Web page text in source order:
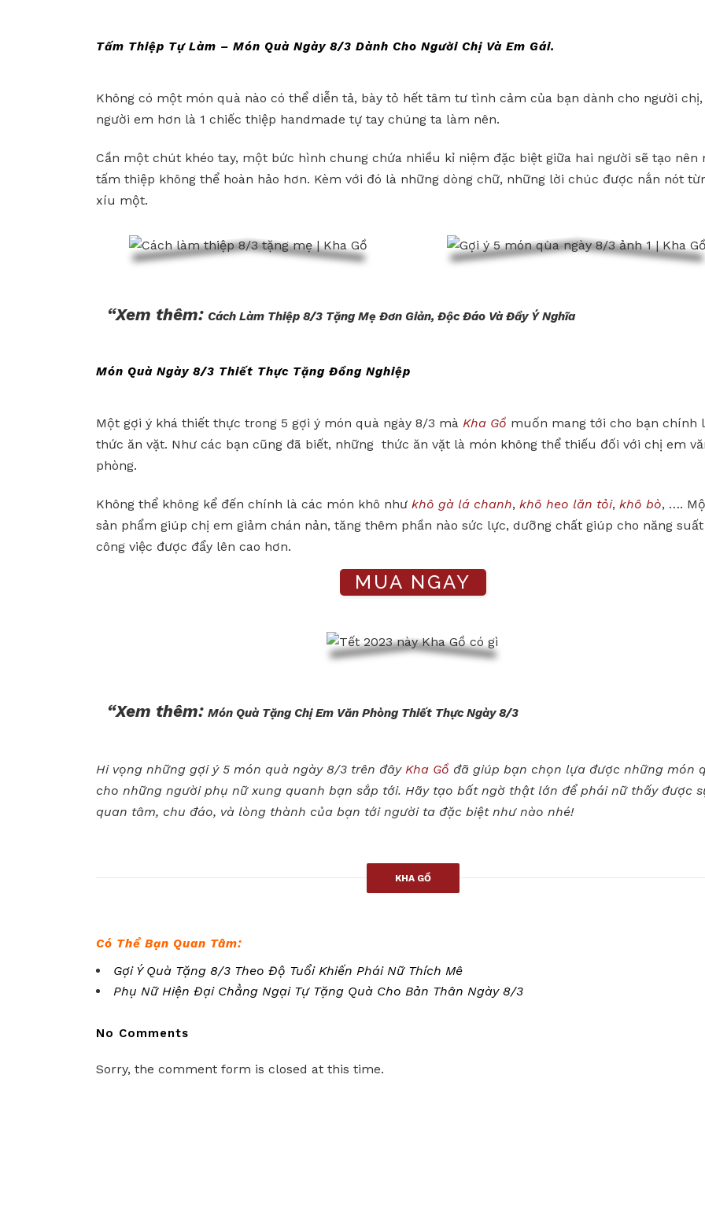
Tấm Thiệp Tự Làm – Món Quà Ngày 8/3 Dành Cho Người Chị Và Em Gái.
Không có một món quà nào có thể diễn tả, bày tỏ hết tâm tư tình cảm của bạn dành cho người chị,
người em hơn là 1 chiếc thiệp handmade tự tay chúng ta làm nên.
Cần một chút khéo tay, một bức hình chung chứa nhiều kỉ niệm đặc biệt giữa hai người sẽ tạo nên
tấm thiệp không thể hoàn hảo hơn. Kèm với đó là những dòng chữ, những lời chúc được nắn nót
xíu một.
“Xem thêm: Cách Làm Thiệp 8/3 Tặng Mẹ Đơn Giản, Độc Đáo Và Đầy Ý Nghĩa
Món Quà Ngày 8/3 Thiết Thực Tặng Đồng Nghiệp
Một gợi ý khá thiết thực trong 5 gợi ý món quà ngày 8/3 mà Kha Gồ muốn mang tới cho bạn chính
thức ăn vặt. Như các bạn cũng đã biết, những thức ăn vặt là món không thể thiếu đối với chị em
phòng.
Không thể không kể đến chính là các món khô như khô gà lá chanh, khô heo lăn tỏi, khô bò, ….
sản phẩm giúp chị em giảm chán nản, tăng thêm phần nào sức lực, dưỡng chất giúp cho năng suất
công việc được đẩy lên cao hơn.
MUA NGAY
“Xem thêm: Món Quà Tặng Chị Em Văn Phòng Thiết Thực Ngày 8/3
Hi vọng những gợi ý 5 món quà ngày 8/3 trên đây Kha Gồ đã giúp bạn chọn lựa được những món
cho những người phụ nữ xung quanh bạn sắp tới. Hãy tạo bất ngờ thật lớn để phái nữ thấy được
quan tâm, chu đáo, và lòng thành của bạn tới người ta đặc biệt như nào nhé!
KHA GỒ
Có Thể Bạn Quan Tâm:
Gợi Ý Quà Tặng 8/3 Theo Độ Tuổi Khiến Phái Nữ Thích Mê
Phụ Nữ Hiện Đại Chẳng Ngại Tự Tặng Quà Cho Bản Thân Ngày 8/3
No Comments
Sorry, the comment form is closed at this time.